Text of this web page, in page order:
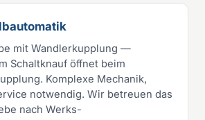
mit Wandlerkupplung —
Schaltknauf öffnet beim
Komplexe Mechanik,
notwendig. Wir betreuen das
nach Werks-